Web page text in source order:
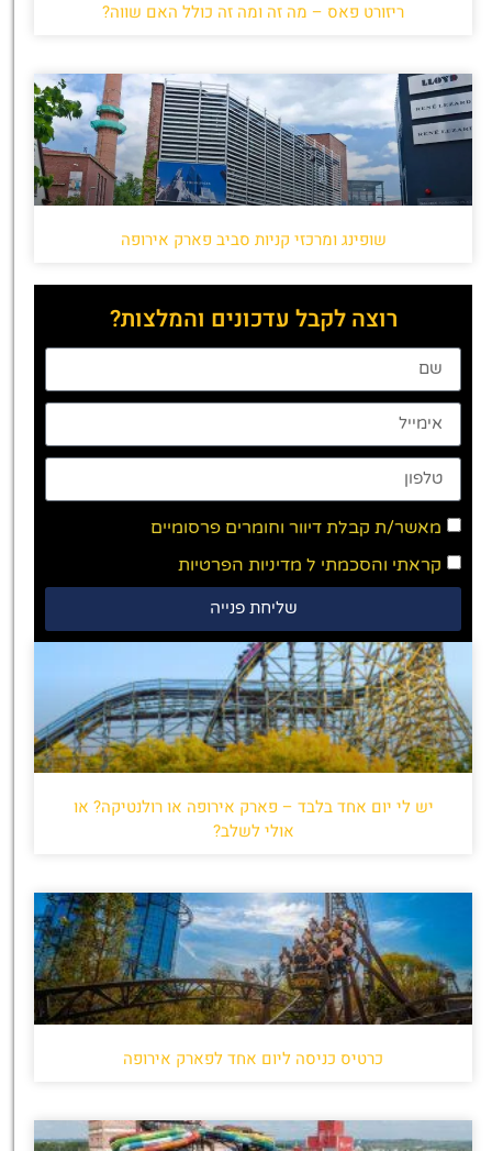
ריזורט פאס – מה זה ומה זה כולל האם שווה?
שופינג ומרכזי קניות סביב פארק אירופה
רוצה לקבל עדכונים והמלצות?
מאשר/ת קבלת דיוור וחומרים פרסומיים
קראתי והסכמתי ל מדיניות הפרטיות
שליחת פנייה
יש לי יום אחד בלבד – פארק אירופה או רולנטיקה? או
אולי לשלב?
כרטיס כניסה ליום אחד לפארק אירופה